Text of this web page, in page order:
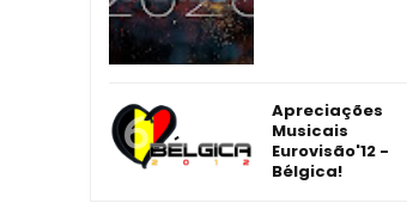
Apreciações
Musicais
Eurovisão'12 -
Bélgica!